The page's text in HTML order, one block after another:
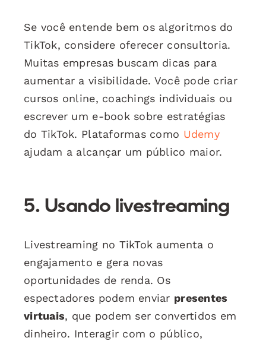
Se você entende bem os algoritmos do
TikTok, considere oferecer consultoria.
Muitas empresas buscam dicas para
aumentar a visibilidade. Você pode criar
cursos online, coachings individuais ou
escrever um e-book sobre estratégias
do TikTok. Plataformas como Udemy
ajudam a alcançar um público maior.
5. Usando livestreaming
Livestreaming no TikTok aumenta o
engajamento e gera novas
oportunidades de renda. Os
espectadores podem enviar presentes
virtuais, que podem ser convertidos em
dinheiro. Interagir com o público,